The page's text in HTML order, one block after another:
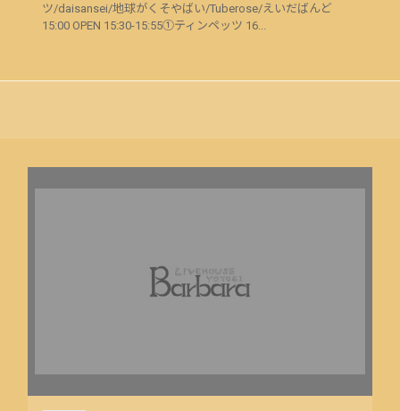
ツ/daisansei/地球がくそやばい/Tuberose/えいだばんど
15:00 OPEN 15:30-15:55①ティンペッツ 16...